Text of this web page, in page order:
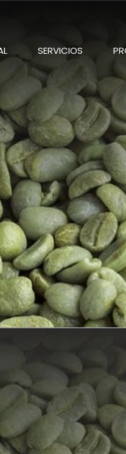
SERVICIOS